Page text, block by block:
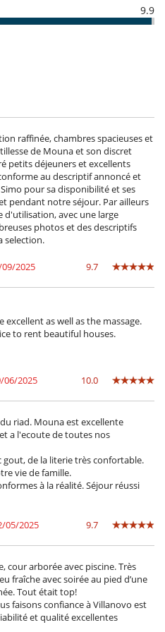
9.9
raffinée, chambres spacieuses et
de Mouna et son discret
petits déjeuners et excellents
au descriptif annoncé et
pour sa disponibilité et ses
pendant notre séjour. Par ailleurs
d'utilisation, avec une large
photos et des descriptifs
selection.
2025 9.7
as well as the massage.
to rent beautiful houses.
06/2025 10.0
riad. Mouna est excellente
a l'ecoute de toutes nos
de la literie très confortable.
vie de famille.
à la réalité. Séjour réussi
05/2025 9.7
cour arborée avec piscine. Très
fraîche avec soirée au pied d’une
Tout était top!
faisons confiance à Villanovo est
et qualité excellentes